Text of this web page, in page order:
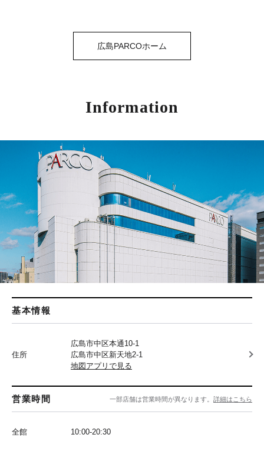
広島PARCOホーム
Information
基本情報
住所
広島市中区本通10-1
広島市中区新天地2-1
地図アプリで見る
営業時間 一部店舗は営業時間が異なります。 詳細はこちら
全館 10:00-20:30